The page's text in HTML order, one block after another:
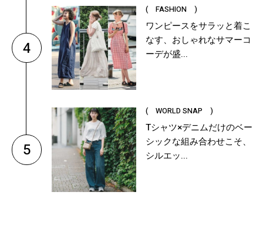
4
( FASHION )
ワンピースをサラッと着こ
なす、おしゃれなサマーコ
ーデが盛...
5
( WORLD SNAP )
Tシャツ×デニムだけのベー
シックな組み合わせこそ、
シルエッ...